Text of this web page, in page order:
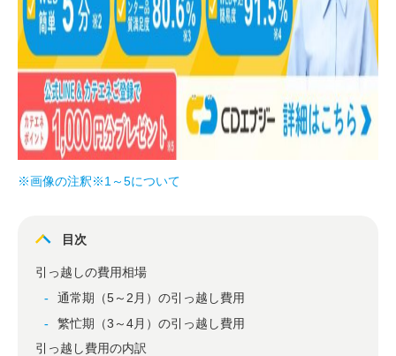
※画像の注釈※1～5について
目次
引っ越しの費用相場
通常期（5～2月）の引っ越し費用
繁忙期（3～4月）の引っ越し費用
引っ越し費用の内訳